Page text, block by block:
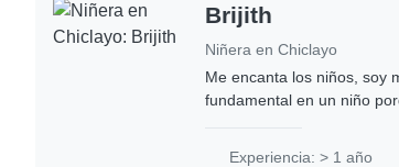
Brijith
Niñera en Chiclayo
Me encanta los niños, soy
fundamental en un niño
Experiencia: > 1 año